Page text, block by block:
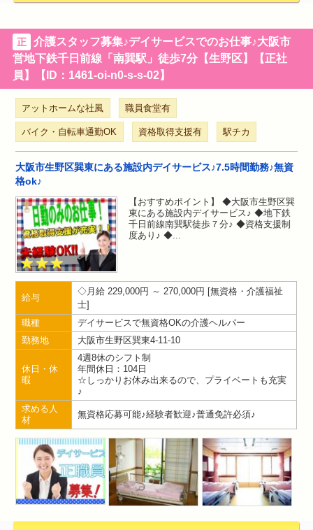
正
介護スタッフ募集♪デイサービスでのお仕事♪大阪市
営地下鉄千日前線「南巽駅」徒歩7分【生野区】【正社
員】【ID：1461-oi-n0-s-s-02】
アットホームな社風 職員食堂有
バイク・自転車通勤OK 資格取得支援有 駅チカ
大阪市生野区巽東にある施設内デイサービス♪7.5時間勤務♪無資
格ok♪
【おすすめポイント】 ◆大阪市生野区巽
東にある施設内デイサービス♪ ◆地下鉄
千日前線南巽駅徒歩７分♪ ◆資格支援制
度あり♪ ◆
給与
月給 229,000円 ～ 270,000円
無資格・介護福祉
士
職種
デイサービスで無資格OKの介護ヘルパー
勤務地
大阪市生野区巽東4-11-10
休日・休
暇
4週8休のシフト制
年間休日：104日
☆しっかりお休み出来るので、プライベートも充実
♪
求める人
材
無資格応募可能♪経験者歓迎♪普通免許必須♪